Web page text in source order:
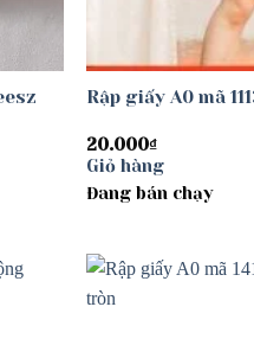
Rập giấy A0 mã
20.000₫
Giỏ hàng
Đang bán chạy